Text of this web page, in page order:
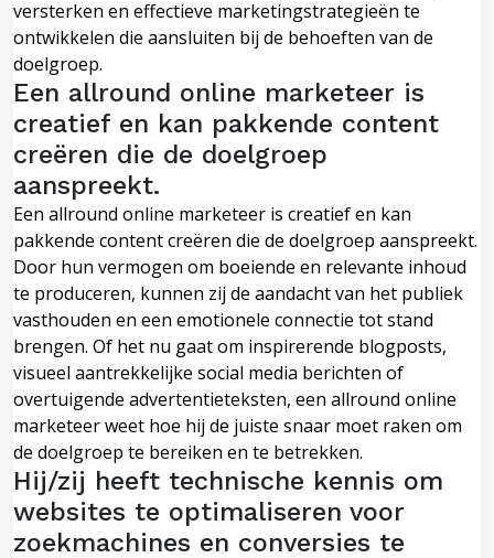
versterken en effectieve marketingstrategieën te
ontwikkelen die aansluiten bij de behoeften van de
doelgroep.
Een allround online marketeer is
creatief en kan pakkende content
creëren die de doelgroep
aanspreekt.
Een allround online marketeer is creatief en kan
pakkende content creëren die de doelgroep aanspreekt.
Door hun vermogen om boeiende en relevante inhoud
te produceren, kunnen zij de aandacht van het publiek
vasthouden en een emotionele connectie tot stand
brengen. Of het nu gaat om inspirerende blogposts,
visueel aantrekkelijke social media berichten of
overtuigende advertentieteksten, een allround online
marketeer weet hoe hij de juiste snaar moet raken om
de doelgroep te bereiken en te betrekken.
Hij/zij heeft technische kennis om
websites te optimaliseren voor
zoekmachines en conversies te